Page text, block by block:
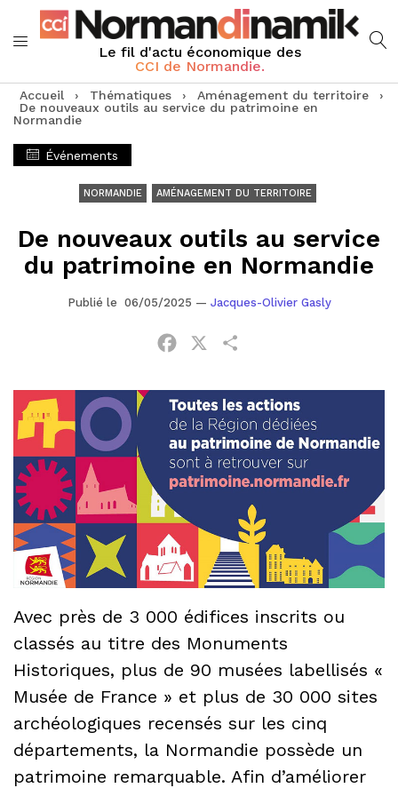
Le fil d'actu économique des
CCI de Normandie.
Accueil › Thématiques › Aménagement du territoire
›
De nouveaux outils au service du patrimoine en
Normandie
Événements
NORMANDIE AMÉNAGEMENT DU TERRITOIRE
De nouveaux outils au service
du patrimoine en Normandie
Publié le 06/05/2025 — Jacques-Olivier Gasly
Facebook
Avec près de 3 000 édifices inscrits ou
classés au titre des Monuments
Historiques, plus de 90 musées labellisés «
Musée de France » et plus de 30 000 sites
archéologiques recensés sur les cinq
départements, la Normandie possède un
patrimoine remarquable. Afin d’améliorer